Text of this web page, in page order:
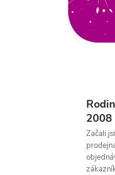
2008
Začali